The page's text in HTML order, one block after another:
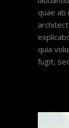
quae
quia
fugit,